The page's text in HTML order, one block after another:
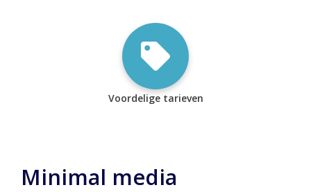
Voordelige tarieven
Minimal media